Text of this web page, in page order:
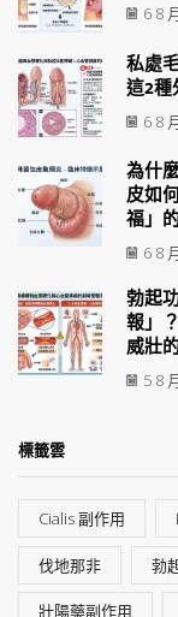
6 8
私處
這2種
6 8
為什
皮如
福」
6 8
勃起
報」
威壯
5 8
標籤雲
Cialis 副作用
伐地那非 勃
壯陽藥副作用